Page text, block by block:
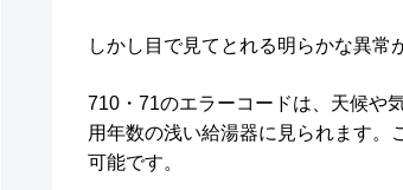
しかし目で見てとれる明らかな異常
710・71のエラーコードは、天候や
用年数の浅い給湯器に見られます。
可能です。